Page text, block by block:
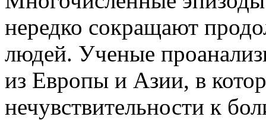
нередко сокращают
людей. Ученые
из Европы и Азии, в
нечувствительности к